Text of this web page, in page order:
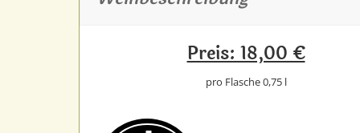
Preis: 18,00 €
pro Flasche 0,75 l